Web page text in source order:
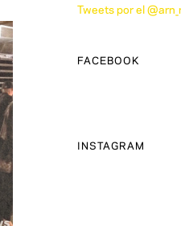
Tweets por el
FACEBOOK
INSTAGRAM